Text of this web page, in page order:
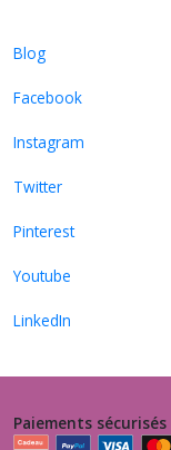
Blog
Facebook
Instagram
Twitter
Pinterest
Youtube
LinkedIn
Paiements sécurisés